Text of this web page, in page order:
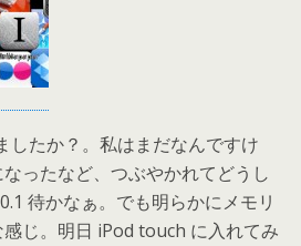
したか？。私はまだなんですけ
ったなど、つぶやかれてどうし
待かなぁ。でも明らかにメモリ
じ。明日 iPod touch に入れてみ